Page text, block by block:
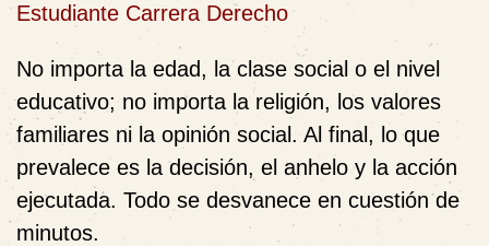
Estudiante Carrera Derecho
No importa la edad, la clase social o el nivel
educativo; no importa la religión, los valores
familiares ni la opinión social. Al final, lo que
prevalece es la decisión, el anhelo y la acción
ejecutada. Todo se desvanece en cuestión de
minutos.